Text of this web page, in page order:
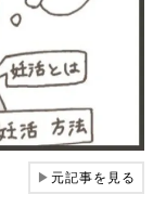
▶元記事を見る